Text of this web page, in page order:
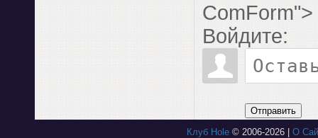
ComForm">
Войдите:
Отправить
Клуб Hole© 2006-2026 | О